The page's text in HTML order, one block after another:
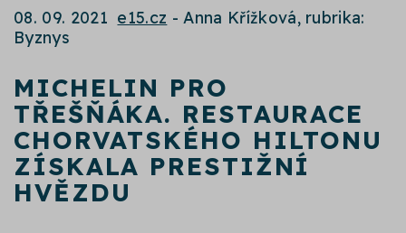
08. 09. 2021 e15.cz - Anna Křížková, rubrika:
Byznys
MICHELIN PRO
TŘEŠŇÁKA. RESTAURACE
CHORVATSKÉHO HILTONU
ZÍSKALA PRESTIŽNÍ
HVĚZDU